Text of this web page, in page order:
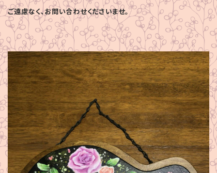
ご遠慮なく、お問い合わせくださいませ。